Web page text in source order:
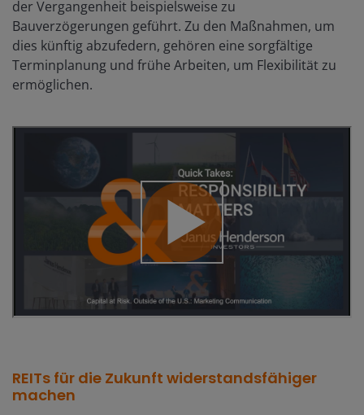
der Vergangenheit beispielsweise zu
Bauverzögerungen geführt. Zu den Maßnahmen, um
dies künftig abzufedern, gehören eine sorgfältige
Terminplanung und frühe Arbeiten, um Flexibilität zu
ermöglichen.
REITs für die Zukunft widerstandsfähiger
machen